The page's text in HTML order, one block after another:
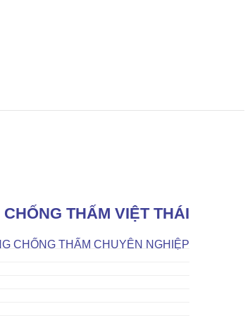
CHỐNG THẤM VIỆT THÁI
CHỐNG THẤM CHUYÊN NGHIỆP